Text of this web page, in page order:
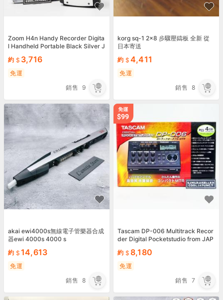
Zoom H4n Handy Recorder Digita
l Handheld Portable Black Silver J
約 3,716
免運
銷售
9
korg sq-1 2x8 步驟壓鑄板 全新 從
日本寄送
約
4,411
免運
銷售 8
akai ewi4000s無線電子管樂器合成
器ewi 4000s 4000 s
約
14,613
免運
銷售 8
Tascam DP-006 Multitrack Recor
der Digital Pocketstudio from JAP
約 8,180
免運
銷售 7